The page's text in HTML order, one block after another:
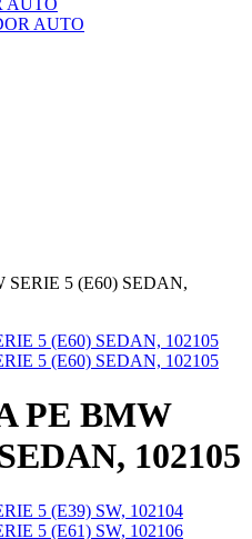
AUTO
5 (E60) SEDAN,
PE BMW
102105